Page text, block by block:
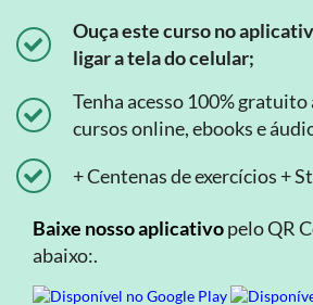
Ouça este curso no
ligar a tela do celular;
Tenha acesso 100% gratuito
cursos online, ebooks e
+ Centenas de exercícios +
Baixe nosso aplicativopelo QR
abaixo:.